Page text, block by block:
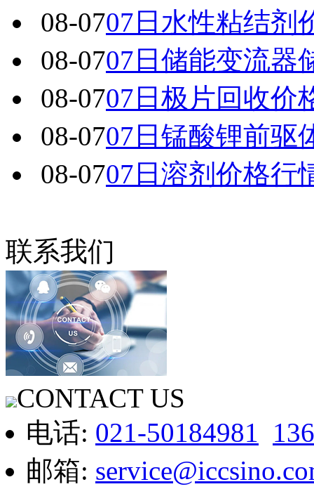
08-0707日水性粘结剂
08-0707日储能变流器
08-0707日极片回收价
08-0707日锰酸锂前驱
08-0707日溶剂价格行
联系我们
CONTACT US
电话: 021-50184981
邮箱: